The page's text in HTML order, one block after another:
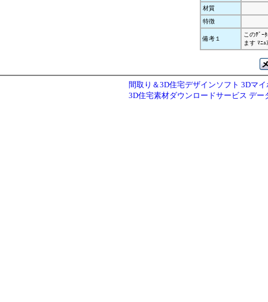
材質
特徴
備考１
このﾃﾞｰ
ます ﾏﾆ
間取り＆3D住宅デザインソフト 3Dマ
3D住宅素材ダウンロードサービス デー